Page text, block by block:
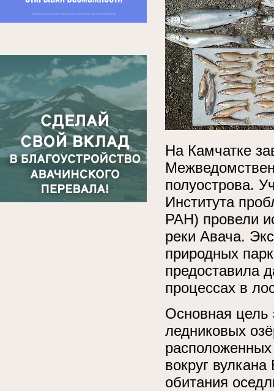
На Камчатке
полуострова.
Института
РАН) провели
реки Авача.
природных
предоставила
процессах в
Основная цель
ледниковых
вокруг
обитания